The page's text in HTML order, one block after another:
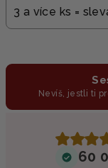
3 a více ks =
Nevíš, jestli ti
60